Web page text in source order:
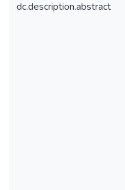
dc.description.abstract